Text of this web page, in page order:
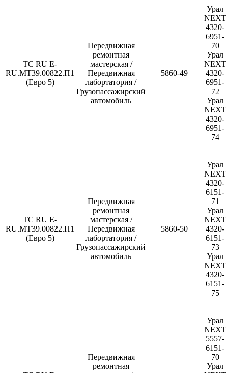
ТС RU E-
RU.МТ39.00822.П1
(Евро 5)
Передвижная
ремонтная
мастерская /
Передвижная
лабортатория /
Грузопассажирский
автомобиль
5860-49
Урал
NEXT
4320-
6951-
70
Урал
NEXT
4320-
6951-
72
Урал
NEXT
4320-
6951-
74
ТС RU E-
RU.МТ39.00822.П1
(Евро 5)
Передвижная
ремонтная
мастерская /
Передвижная
лабортатория /
Грузопассажирский
автомобиль
5860-50
Урал
NEXT
4320-
6151-
71
Урал
NEXT
4320-
6151-
73
Урал
NEXT
4320-
6151-
75
Передвижная
ремонтная
Урал
NEXT
5557-
6151-
70
Урал